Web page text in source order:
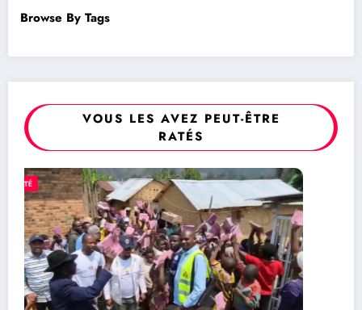
Browse By Tags
VOUS LES AVEZ PEUT-ÊTRE
RATÉS
POLITIQUE